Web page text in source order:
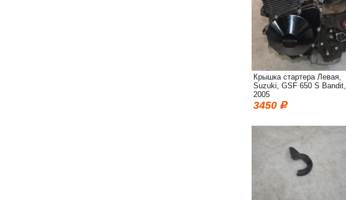
Крышка стартера Левая,
Suzuki, GSF 650 S Bandit,
2005
3450